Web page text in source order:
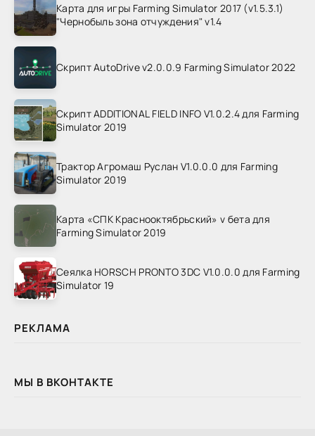
Карта для игры Farming Simulator 2017 (v1.5.3.1)
"Чернобыль зона отчуждения" v1.4
Скрипт AutoDrive v2.0.0.9 Farming Simulator 2022
Скрипт ADDITIONAL FIELD INFO V1.0.2.4 для Farming
Simulator 2019
Трактор Агромаш Руслан V1.0.0.0 для Farming
Simulator 2019
Карта «СПК Краснооктябрьский» v бета для
Farming Simulator 2019
Сеялка HORSCH PRONTO 3DC V1.0.0.0 для Farming
Simulator 19
РЕКЛАМА
МЫ В ВКОНТАКТЕ